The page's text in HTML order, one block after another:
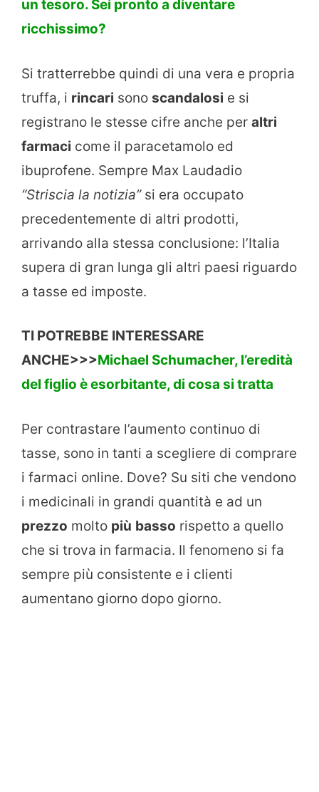
un tesoro. Sei pronto a diventare
ricchissimo?
Si tratterrebbe quindi di una vera e propria
truffa, i rincari sono scandalosi e si
registrano le stesse cifre anche per altri
farmaci come il paracetamolo ed
ibuprofene. Sempre Max Laudadio
“Striscia la notizia”si era occupato
precedentemente di altri prodotti,
arrivando alla stessa conclusione: l’Italia
supera di gran lunga gli altri paesi riguardo
a tasse ed imposte.
TI POTREBBE INTERESSARE
ANCHE>>>Michael Schumacher, l’eredità
del figlio è esorbitante, di cosa si tratta
Per contrastare l’aumento continuo di
tasse, sono in tanti a scegliere di comprare
i farmaci online. Dove? Su siti che vendono
i medicinali in grandi quantità e ad un
prezzo molto più basso rispetto a quello
che si trova in farmacia. Il fenomeno si fa
sempre più consistente e i clienti
aumentano giorno dopo giorno.